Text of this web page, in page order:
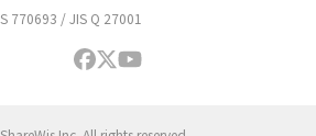
770693 / JIS Q 27001